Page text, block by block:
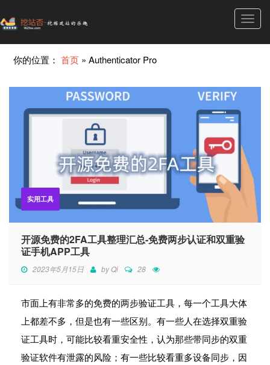
你的位置：首页 »Authenticator Pro
实用工具
开源免费的2FA工具整理汇总-免费两步认证和双重验
证手机APP工具
2023年5月15日 byQi 28
市面上有非常多的免费的两步验证工具，每一个工具大体
上都差不多，但是也有一些区别。有一些人在选择双重验
证工具时，可能比较看重安全性，认为那些带同步的双重
验证软件有泄露的风险；有一些比较看重多设备同步，因